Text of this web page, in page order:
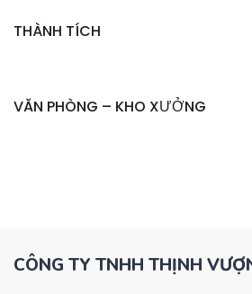
THÀNH TÍCH
VĂN PHÒNG – KHO XƯỞNG
CÔNG TY TNHH THỊNH